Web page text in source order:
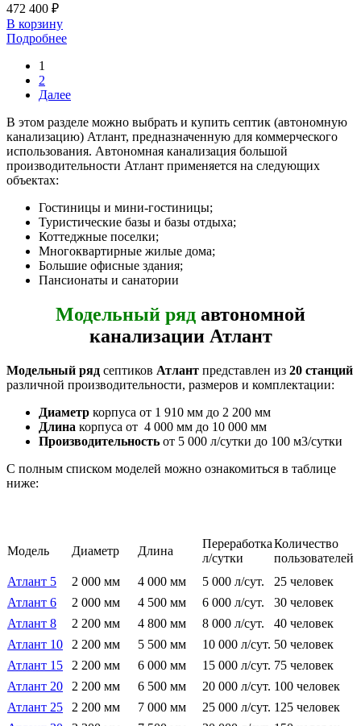
472 400 ₽
В корзину
Подробнее
1
2
Далее
В этом разделе можно выбрать и купить септик (автономную
канализацию) Атлант, предназначенную для коммерческого
использования. Автономная канализация большой
производительности Атлант применяется на следующих
объектах:
Гостиницы и мини-гостиницы;
Туристические базы и базы отдыха;
Коттеджные поселки;
Многоквартирные жилые дома;
Большие офисные здания;
Пансионаты и санатории
Модельный ряд автономной
канализации Атлант
Модельный ряд септиков Атлант представлен из 20 станций
различной производительности, размеров и комплектации:
Диаметр корпуса от 1 910 мм до 2 200 мм
Длина корпуса от 4 000 мм до 10 000 мм
Производительность от 5 000 л/сутки до 100 м3/сутки
С полным списком моделей можно ознакомиться в таблице
ниже:
Модель Диаметр Длина
Переработка
л/сутки
Количество
пользователей
Атлант 5
2 000 мм 4 000 мм 5 000 л/сут.
25 человек
Атлант 6
2 000 мм 4 500 мм 6 000 л/сут.
30 человек
Атлант 8
2 200 мм 4 800 мм 8 000 л/сут.
40 человек
Атлант 10
2 200 мм 5 500 мм 10 000 л/сут. 50 человек
Атлант 15
2 200 мм 6 000 мм 15 000 л/сут. 75 человек
Атлант 20
2 200 мм 6 500 мм 20 000 л/сут. 100 человек
Атлант 25
2 200 мм 7 000 мм 25 000 л/сут. 125 человек